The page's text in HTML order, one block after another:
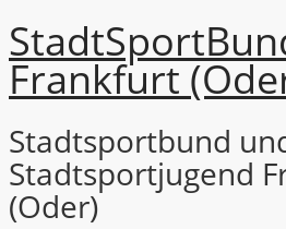
StadtSport
Frankfurt
Stadtsportbund
Stadtsportjugend
(Oder)